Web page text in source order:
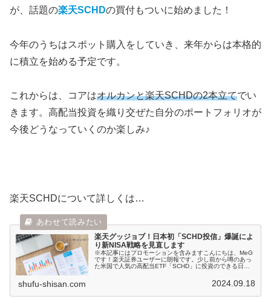
が、話題の楽天SCHDの買付もついに始めました！
今年のうちはスポット購入をしていき、来年からは本格的
に積立を始める予定です。
これからは、コアはオルカンと楽天SCHDの2本立てでい
きます。高配当投資を織り交ぜた自分のポートフォリオが
今後どうなっていくのか楽しみ♪
楽天SCHDについて詳しくは…
楽天グッジョブ！日本初「SCHD投信」爆誕によ
り新NISA戦略を見直します
※本記事にはプロモーションを含みますこんにちは、MeG
です！楽天証券ユーザーに朗報です。少し前から噂のあっ
た米国で人気の高配当ETF「SCHD」に投資のできる日本
shufu-shisan.com 2024.09.18